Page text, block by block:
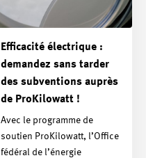
Efficacité électrique :
demandez sans tarder
des subventions auprès
de ProKilowatt !
Avec le programme de
soutien ProKilowatt, l’Office
fédéral de l’énergie